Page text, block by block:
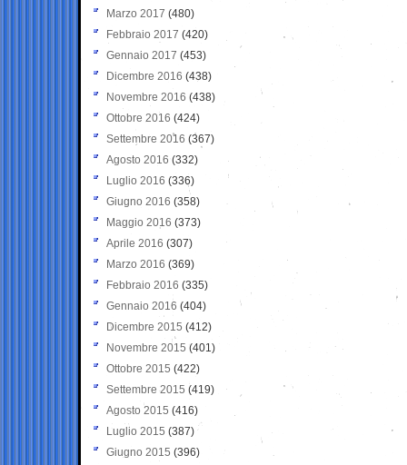
Marzo 2017 (480)
Febbraio 2017 (420)
Gennaio 2017 (453)
Dicembre 2016 (438)
Novembre 2016 (438)
Ottobre 2016 (424)
Settembre 2016 (367)
Agosto 2016 (332)
Luglio 2016 (336)
Giugno 2016 (358)
Maggio 2016 (373)
Aprile 2016 (307)
Marzo 2016 (369)
Febbraio 2016 (335)
Gennaio 2016 (404)
Dicembre 2015 (412)
Novembre 2015 (401)
Ottobre 2015 (422)
Settembre 2015 (419)
Agosto 2015 (416)
Luglio 2015 (387)
Giugno 2015 (396)